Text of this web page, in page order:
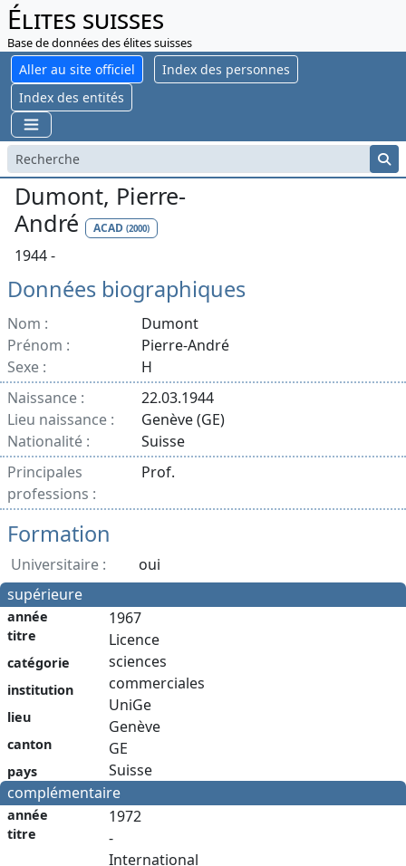
Élites suisses
Base de données des élites suisses
Aller au site officiel
Index des personnes
Index des entités
Dumont, Pierre-
André
ACAD (2000)
1944 -
Données biographiques
Nom :
Dumont
Prénom :
Pierre-André
Sexe :
H
Naissance :
22.03.1944
Lieu naissance :
Genève (GE)
Nationalité :
Suisse
Principales
professions :
Prof.
Formation
Universitaire :
oui
supérieure
année
titre
catégorie
institution
lieu
canton
pays
1967
Licence
sciences
commerciales
UniGe
Genève
GE
Suisse
complémentaire
année
titre
1972
-
International